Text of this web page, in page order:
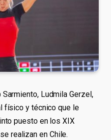
Ludmila Gerzel,
físico y técnico que le
puesto en los XIX
realizan en Chile.